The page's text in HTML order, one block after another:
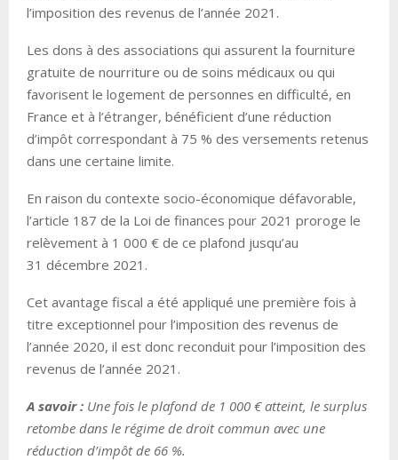
l’imposition des revenus de l’année 2021.
Les dons à des associations qui assurent la fourniture
gratuite de nourriture ou de soins médicaux ou qui
favorisent le logement de personnes en difficulté, en
France et à l’étranger, bénéficient d’une réduction
d’impôt correspondant à 75 % des versements retenus
dans une certaine limite.
En raison du contexte socio-économique défavorable,
l’article 187 de la Loi de finances pour 2021 proroge le
relèvement à 1 000 € de ce plafond jusqu’au
31 décembre 2021.
Cet avantage fiscal a été appliqué une première fois à
titre exceptionnel pour l’imposition des revenus de
l’année 2020, il est donc reconduit pour l’imposition des
revenus de l’année 2021.
A savoir : Une fois le plafond de 1 000 € atteint, le surplus
retombe dans le régime de droit commun avec une
réduction d’impôt de 66 %.